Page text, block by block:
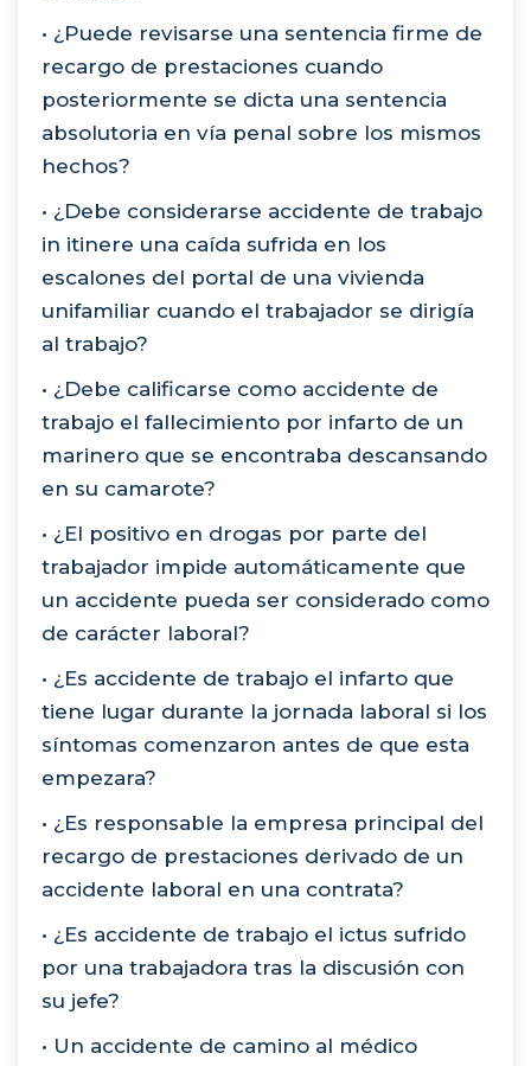
• ¿Puede revisarse una sentencia firme de
recargo de prestaciones cuando
posteriormente se dicta una sentencia
absolutoria en vía penal sobre los mismos
hechos?
• ¿Debe considerarse accidente de trabajo
in itinere una caída sufrida en los
escalones del portal de una vivienda
unifamiliar cuando el trabajador se dirigía
al trabajo?
• ¿Debe calificarse como accidente de
trabajo el fallecimiento por infarto de un
marinero que se encontraba descansando
en su camarote?
• ¿El positivo en drogas por parte del
trabajador impide automáticamente que
un accidente pueda ser considerado como
de carácter laboral?
• ¿Es accidente de trabajo el infarto que
tiene lugar durante la jornada laboral si los
síntomas comenzaron antes de que esta
empezara?
• ¿Es responsable la empresa principal del
recargo de prestaciones derivado de un
accidente laboral en una contrata?
• ¿Es accidente de trabajo el ictus sufrido
por una trabajadora tras la discusión con
su jefe?
• Un accidente de camino al médico